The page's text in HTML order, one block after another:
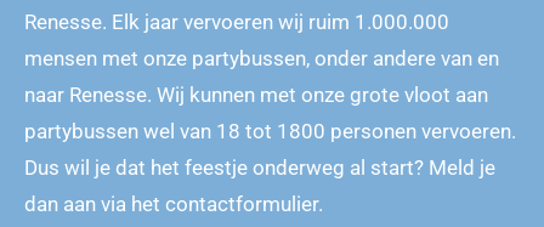
Renesse. Elk jaar vervoeren wij ruim 1.000.000
mensen met onze partybussen, onder andere van en
naar Renesse. Wij kunnen met onze grote vloot aan
partybussen wel van 18 tot 1800 personen vervoeren.
Dus wil je dat het feestje onderweg al start? Meld je
dan aan via het contactformulier.